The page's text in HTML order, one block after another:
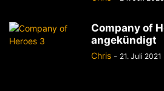
Company of
angekündigt
Chris - 21. Juli 2021